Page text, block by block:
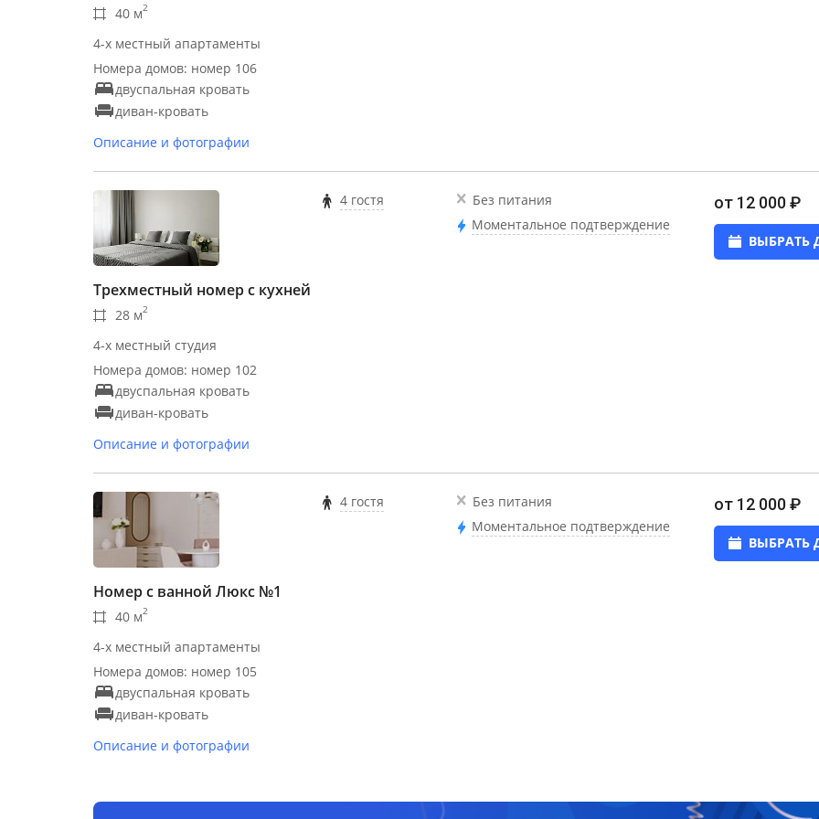
40 м2
4-х местный апартаменты
Номера домов: номер 106
двуспальная кровать
диван-кровать
Описание и фотографии
Трехместный номер с кухней
28 м2
4-х местный студия
Номера домов: номер 102
двуспальная кровать
диван-кровать
Описание и фотографии
4 гостя
Без питания
Моментальное подтверждение
от 12 000 ₽
ВЫБРАТЬ
Номер с ванной Люкс №1
40 м2
4-х местный апартаменты
Номера домов: номер 105
двуспальная кровать
диван-кровать
Описание и фотографии
4 гостя
Без питания
Моментальное подтверждение
от 12 000 ₽
ВЫБРАТЬ